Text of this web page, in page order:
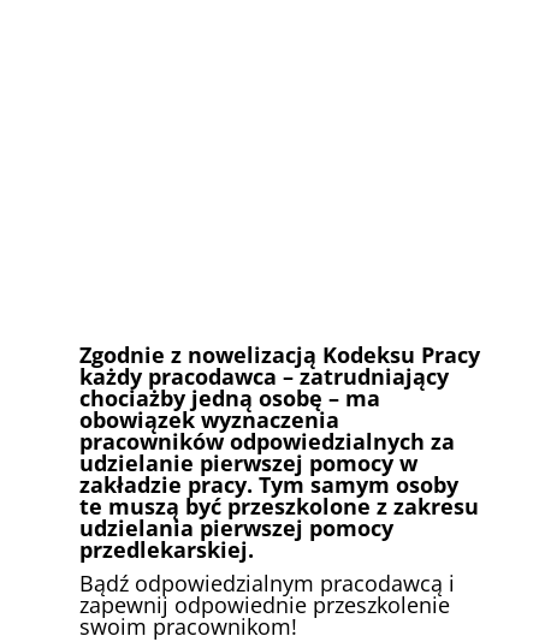
Zgodnie z nowelizacją Kodeksu Pracy
każdy pracodawca – zatrudniający
chociażby jedną osobę – ma
obowiązek wyznaczenia
pracowników odpowiedzialnych za
udzielanie pierwszej pomocy w
zakładzie pracy. Tym samym osoby
te muszą być przeszkolone z zakresu
udzielania pierwszej pomocy
przedlekarskiej.
Bądź odpowiedzialnym pracodawcą i
zapewnij odpowiednie przeszkolenie
swoim pracownikom!